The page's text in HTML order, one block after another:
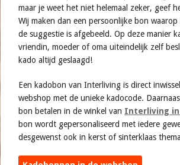
maar je weet het niet helemaal zeker, geef
Wij maken dan een persoonlijke bon
de suggestie is afgebeeld. Op deze manier
vriendin, moeder of oma uiteindelijk zelf
kado altijd geslaagd!
Een kadobon van Interliving is direct
webshop met de unieke kadocode.
bon betalen in de winkel van Interliving in
bon wordt gepersonaliseerd met iedere
desgewenst ook in kerst of sinterklaas